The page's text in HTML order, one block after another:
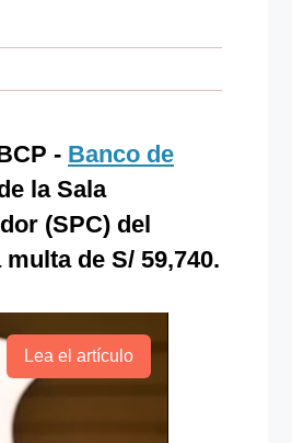
- Banco de
la Sala
(SPC) del
de S/ 59,740.
Lea el artículo